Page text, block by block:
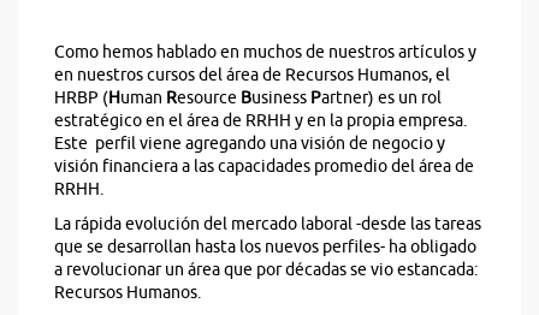
Como hemos hablado en muchos de nuestros artículos y
en nuestros cursos del área de Recursos Humanos, el
HRBP (Human Resource Business Partner) es un rol
estratégico en el área de RRHH y en la propia empresa.
Este perfil viene agregando una visión de negocio y
visión financiera a las capacidades promedio del área de
RRHH.
La rápida evolución del mercado laboral -desde las tareas
que se desarrollan hasta los nuevos perfiles- ha obligado
a revolucionar un área que por décadas se vio estancada:
Recursos Humanos.